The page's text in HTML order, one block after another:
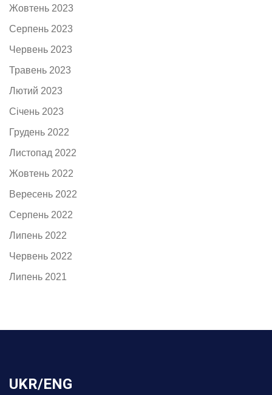
Жовтень 2023
Серпень 2023
Червень 2023
Травень 2023
Лютий 2023
Січень 2023
Грудень 2022
Листопад 2022
Жовтень 2022
Вересень 2022
Серпень 2022
Липень 2022
Червень 2022
Липень 2021
UKR/ENG